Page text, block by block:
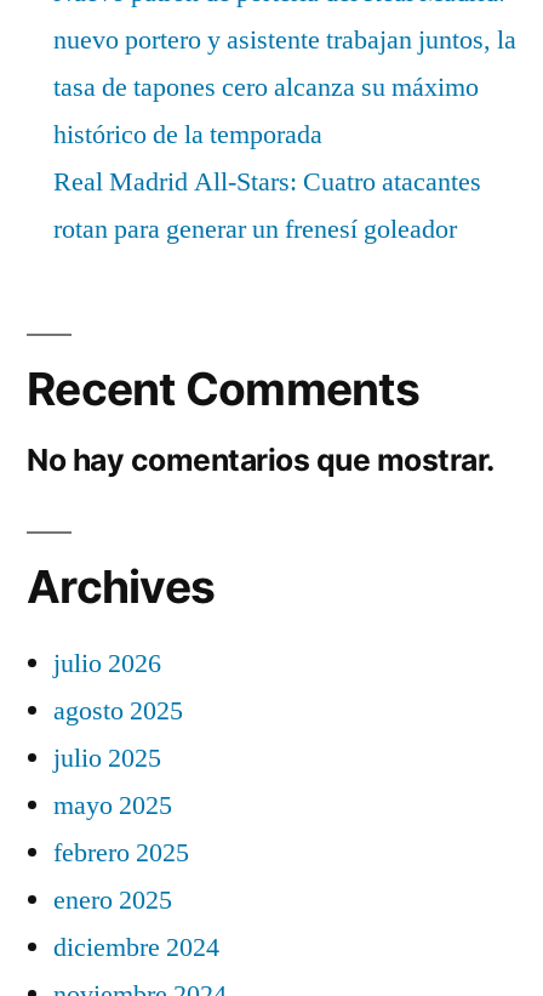
nuevo portero y asistente trabajan juntos, la
tasa de tapones cero alcanza su máximo
histórico de la temporada
Real Madrid All-Stars: Cuatro atacantes
rotan para generar un frenesí goleador
Recent Comments
No hay comentarios que mostrar.
Archives
julio 2026
agosto 2025
julio 2025
mayo 2025
febrero 2025
enero 2025
diciembre 2024